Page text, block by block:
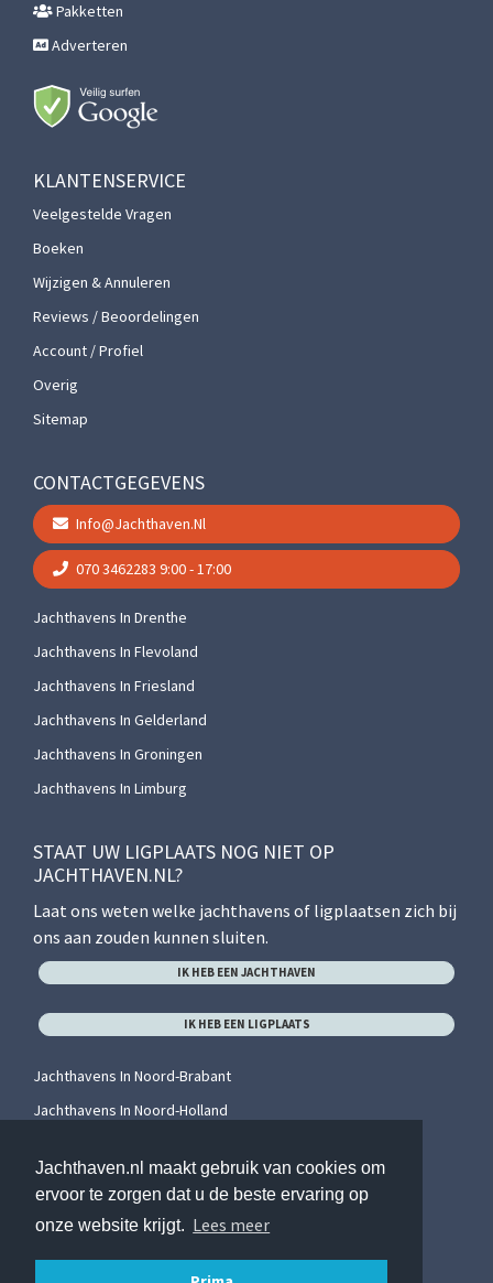
Jachthaven.nl maakt gebruik van cookies om
ervoor te zorgen dat u de beste ervaring op
onze website krijgt. Lees meer
Pakketten
Adverteren
KLANTENSERVICE
Veelgestelde Vragen
Boeken
Wijzigen & Annuleren
Reviews / Beoordelingen
Account / Profiel
Overig
Sitemap
CONTACTGEGEVENS
Info@jachthaven.nl
070 3462283 9:00 - 17:00
Jachthavens In Drenthe
Jachthavens In Flevoland
Jachthavens In Friesland
Jachthavens In Gelderland
Jachthavens In Groningen
Jachthavens In Limburg
STAAT UW LIGPLAATS NOG NIET OP
JACHTHAVEN.NL?
Laat ons weten welke jachthavens of ligplaatsen zich bij
ons aan zouden kunnen sluiten.
IK HEB EEN JACHTHAVEN
IK HEB EEN LIGPLAATS
Jachthavens In Noord-Brabant
Jachthavens In Noord-Holland
Jachthavens In Utrecht